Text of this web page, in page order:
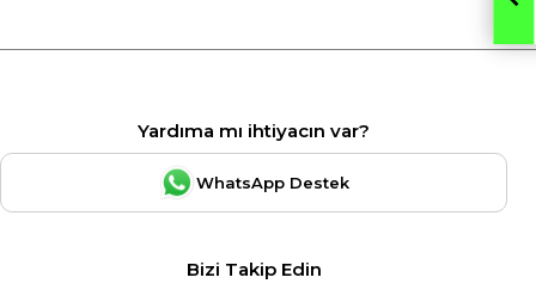
Yardıma mı ihtiyacın var?
WhatsApp Destek
Bizi Takip Edin